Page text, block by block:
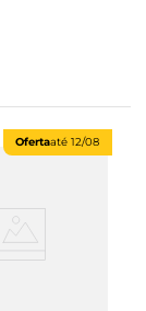
Ofertaaté 12/08